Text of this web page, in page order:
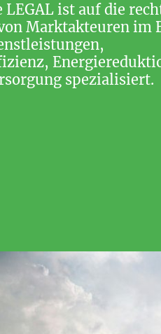
LEGAL ist auf die
Marktakteuren im
spezialisiert.